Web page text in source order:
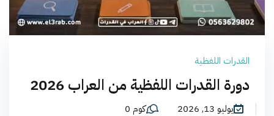
القدرات اللفظية
دورة القدرات اللفظية من العراب 2026
يوليو 13, 2026
كوم 0